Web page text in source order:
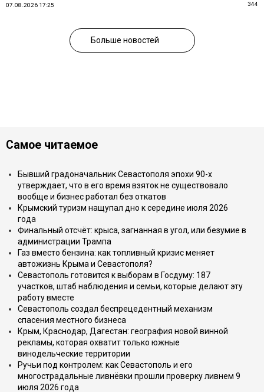
07.08.2026 17:25 344
Больше новостей
Самое читаемое
Бывший градоначальник Севастополя эпохи 90-х
утверждает, что в его время взяток не существовало
вообще и бизнес работал без откатов
Крымский туризм нащупал дно к середине июля 2026
года
Финальный отсчёт: крыса, загнанная в угол, или безумие в
администрации Трампа
Газ вместо бензина: как топливный кризис меняет
автожизнь Крыма и Севастополя?
Севастополь готовится к выборам в Госдуму: 187
участков, штаб наблюдения и семьи, которые делают эту
работу вместе
Севастополь создал беспрецедентный механизм
спасения местного бизнеса
Крым, Краснодар, Дагестан: география новой винной
рекламы, которая охватит только южные
винодельческие территории
Ручьи под контролем: как Севастополь и его
многострадальные ливнёвки прошли проверку ливнем 9
июля 2026 года